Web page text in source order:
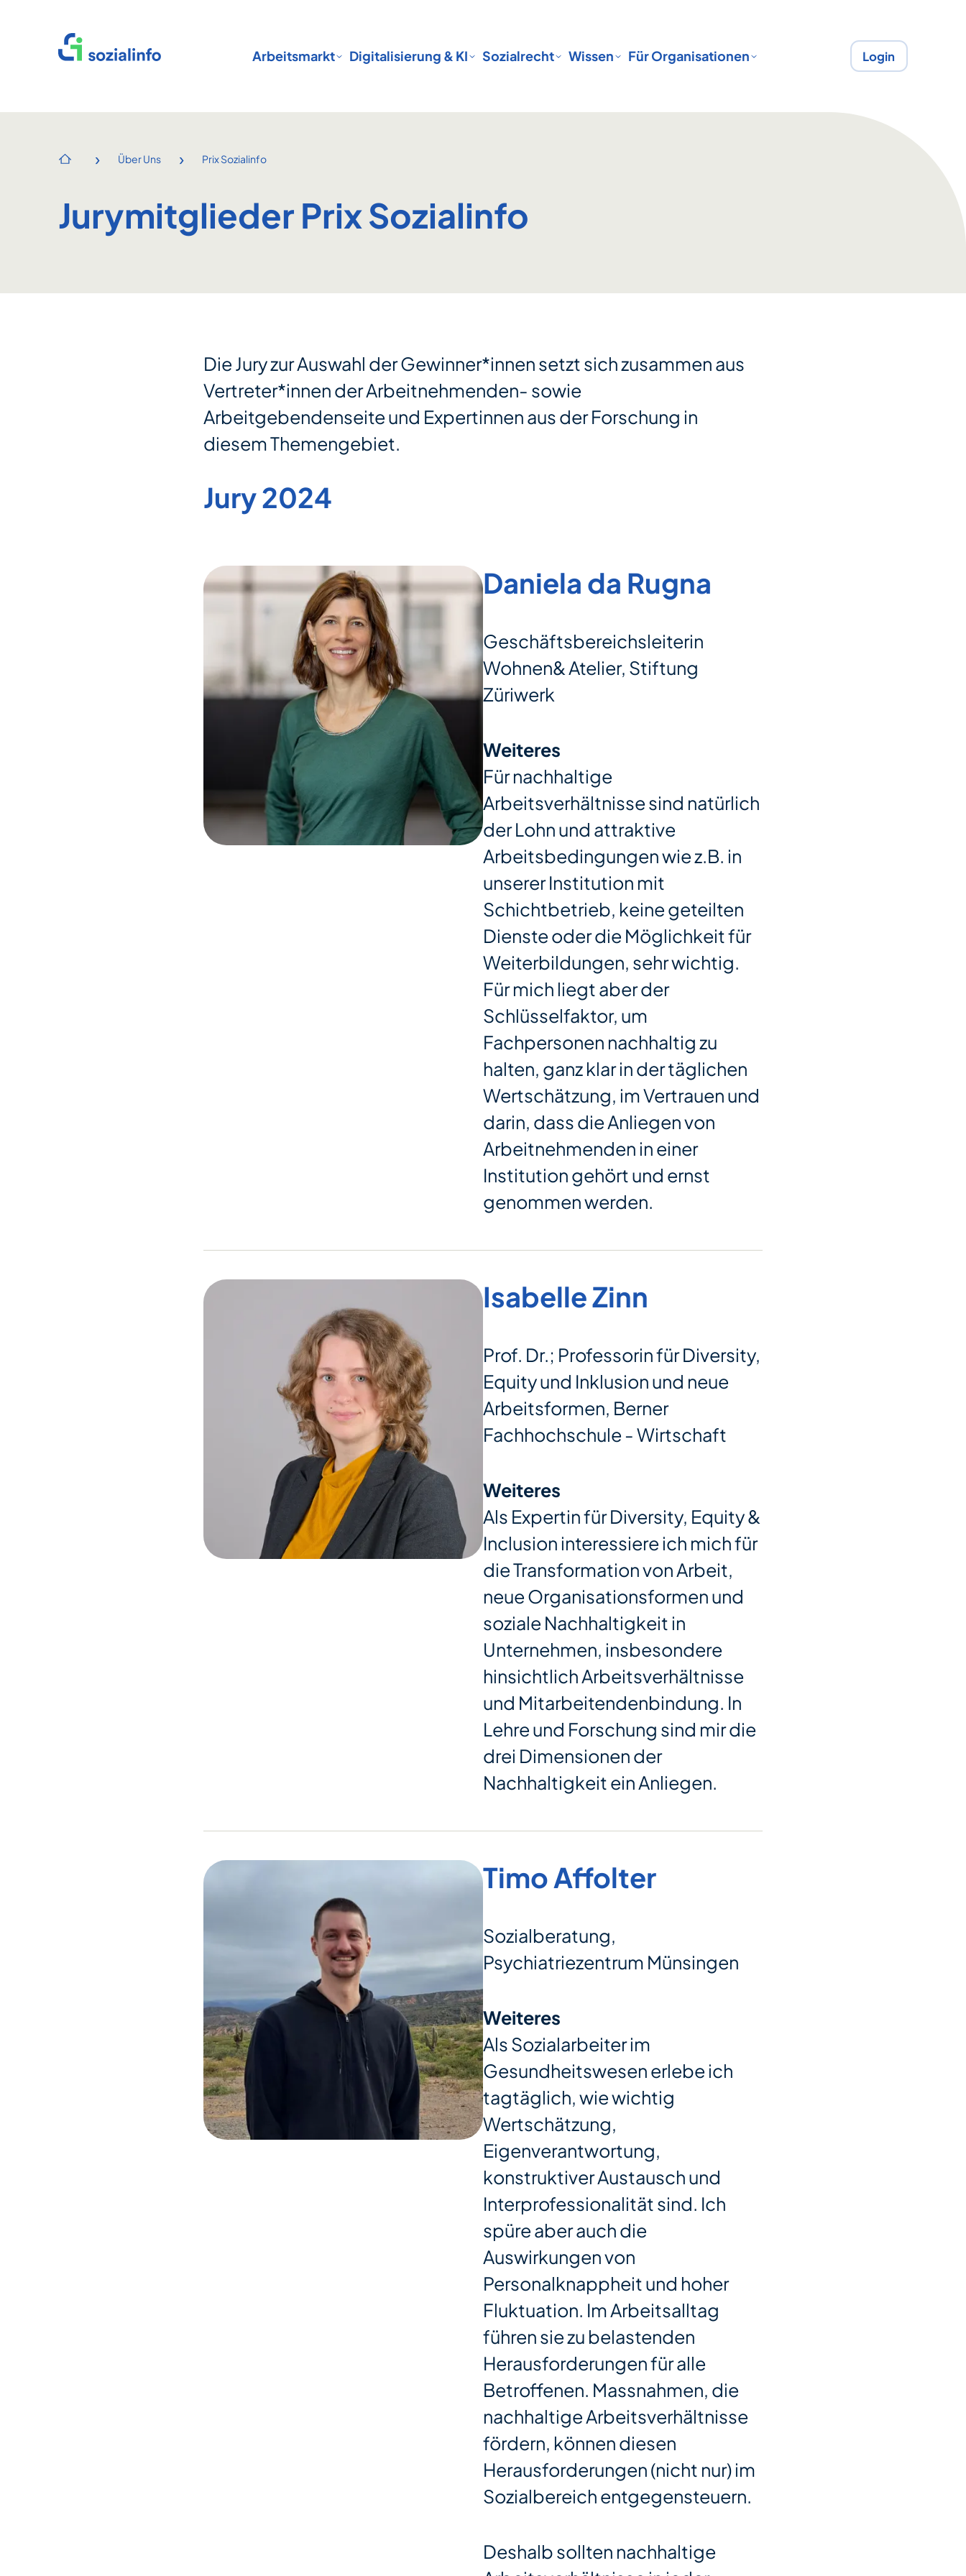
Startseite
Arbeitsmarkt Digitalisierung & KI Sozialrecht Wissen Für Organisationen Login
Startseite
› Über Uns › Prix Sozialinfo
Jurymitglieder Prix Sozialinfo
Die Jury zur Auswahl der Gewinner*innen setzt sich zusammen aus
Vertreter*innen der Arbeitnehmenden- sowie
Arbeitgebendenseite und Expertinnen aus der Forschung in
diesem Themengebiet.
Jury 2024
Daniela da Rugna
Geschäftsbereichsleiterin
Wohnen& Atelier, Stiftung
Züriwerk
Weiteres
Für nachhaltige
Arbeitsverhältnisse sind natürlich
der Lohn und attraktive
Arbeitsbedingungen wie z.B. in
unserer Institution mit
Schichtbetrieb, keine geteilten
Dienste oder die Möglichkeit für
Weiterbildungen, sehr wichtig.
Für mich liegt aber der
Schlüsselfaktor, um
Fachpersonen nachhaltig zu
halten, ganz klar in der täglichen
Wertschätzung, im Vertrauen und
darin, dass die Anliegen von
Arbeitnehmenden in einer
Institution gehört und ernst
genommen werden.
Isabelle Zinn
Prof. Dr.; Professorin für Diversity,
Equity und Inklusion und neue
Arbeitsformen, Berner
Fachhochschule - Wirtschaft
Weiteres
Als Expertin für Diversity, Equity &
Inclusion interessiere ich mich für
die Transformation von Arbeit,
neue Organisationsformen und
soziale Nachhaltigkeit in
Unternehmen, insbesondere
hinsichtlich Arbeitsverhältnisse
und Mitarbeitendenbindung. In
Lehre und Forschung sind mir die
drei Dimensionen der
Nachhaltigkeit ein Anliegen.
Timo Affolter
Sozialberatung,
Psychiatriezentrum Münsingen
Weiteres
Als Sozialarbeiter im
Gesundheitswesen erlebe ich
tagtäglich, wie wichtig
Wertschätzung,
Eigenverantwortung,
konstruktiver Austausch und
Interprofessionalität sind. Ich
spüre aber auch die
Auswirkungen von
Personalknappheit und hoher
Fluktuation. Im Arbeitsalltag
führen sie zu belastenden
Herausforderungen für alle
Betroffenen. Massnahmen, die
nachhaltige Arbeitsverhältnisse
fördern, können diesen
Herausforderungen (nicht nur) im
Sozialbereich entgegensteuern.
Deshalb sollten nachhaltige